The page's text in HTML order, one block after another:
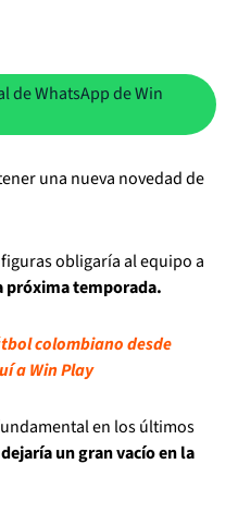
de WhatsApp de Win
una nueva novedad de
obligaría al equipo a
próxima temporada.
colombiano desde
a Win Play
en los últimos
dejaría un gran vacío en la